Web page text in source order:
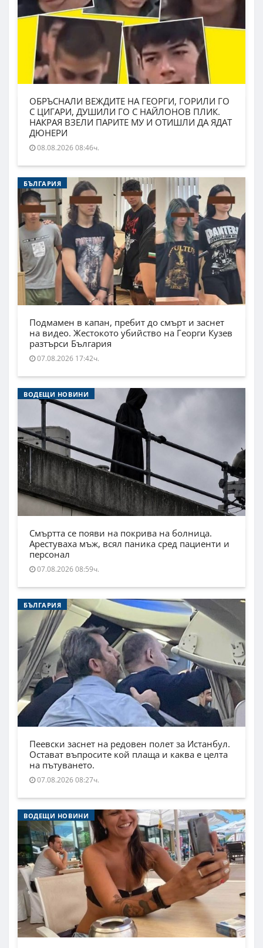
ОБРЪСНАЛИ ВЕЖДИТЕ НА ГЕОРГИ, ГОРИЛИ ГО
С ЦИГАРИ, ДУШИЛИ ГО С НАЙЛОНОВ ПЛИК.
НАКРАЯ ВЗЕЛИ ПАРИТЕ МУ И ОТИШЛИ ДА ЯДАТ
ДЮНЕРИ
08.08.2026 08:46ч.
БЪЛГАРИЯ
Подмамен в капан, пребит до смърт и заснет
на видео. Жестокото убийство на Георги Кузев
разтърси България
07.08.2026 17:42ч.
ВОДЕЩИ НОВИНИ
Смъртта се появи на покрива на болница.
Арестуваха мъж, всял паника сред пациенти и
персонал
07.08.2026 08:59ч.
БЪЛГАРИЯ
Пеевски заснет на редовен полет за Истанбул.
Остават въпросите кой плаща и каква е целта
на пътуването.
07.08.2026 08:27ч.
ВОДЕЩИ НОВИНИ